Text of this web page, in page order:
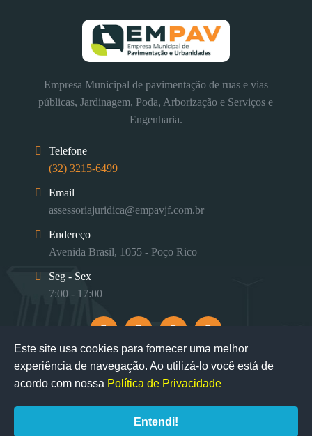
Empresa Municipal de pavimentação de ruas e vias
públicas, Jardinagem, Poda, Arborização e Serviços e
Engenharia.
Telefone
(32) 3215-6499
Email
assessoriajuridica@empavjf.com.br
Endereço
Avenida Brasil, 1055 - Poço Rico
Seg - Sex
7:00 - 17:00
Este site usa cookies para fornecer uma melhor
experiência de navegação. Ao utilizá-lo você está de
acordo com nossa Política de Privacidade
Entendi!